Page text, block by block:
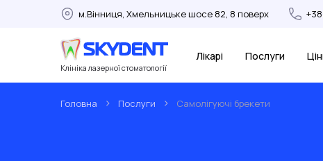
м.Вінниця, Хмельницьке шосе 82, 8 поверх
Клініка лазерної стоматології
Лікарі Послуги
Головна > Послуги > Самолігуючі брекети